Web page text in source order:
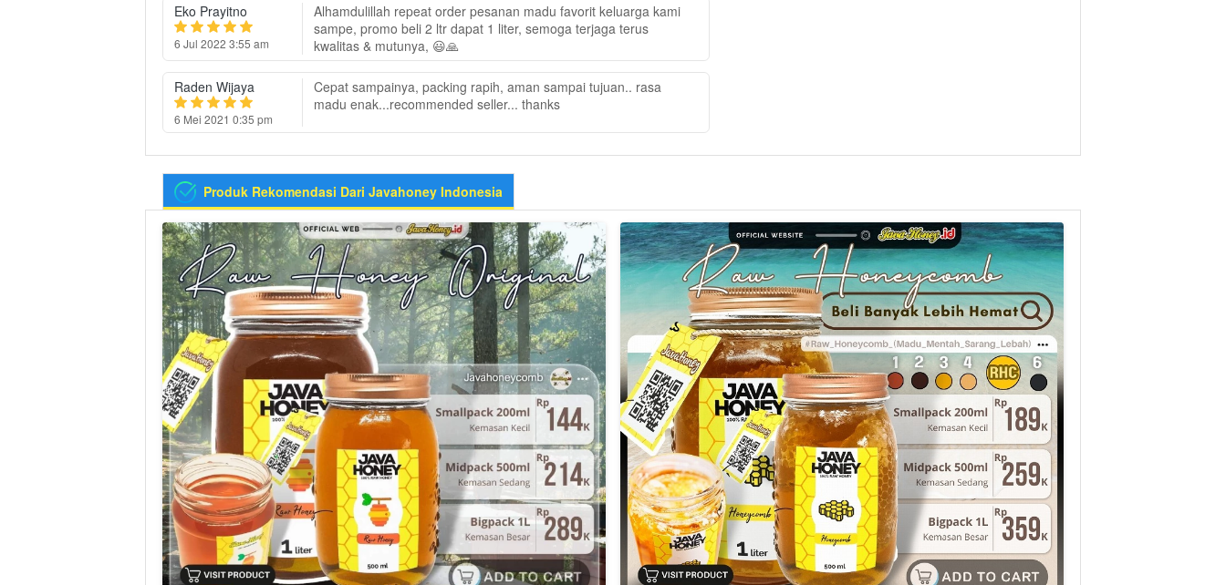
Eko Prayitno
6 Jul 2022 3:55 am
Alhamdulillah repeat order pesanan madu favorit keluarga kami
sampe, promo beli 2 ltr dapat 1 liter, semoga terjaga terus
kwalitas & mutunya, 😃🙏
Raden Wijaya
6 Mei 2021 0:35 pm
Cepat sampainya, packing rapih, aman sampai tujuan.. rasa
madu enak...recommended seller... thanks
Produk Rekomendasi Dari Javahoney Indonesia